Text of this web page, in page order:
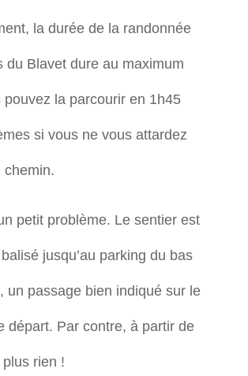
la durée de la randonnée
du Blavet dure au maximum
pouvez la parcourir en 1h45
si vous ne vous attardez
chemin.
petit problème. Le sentier est
jusqu’au parking du bas
un passage bien indiqué sur le
départ. Par contre, à partir de
rien !